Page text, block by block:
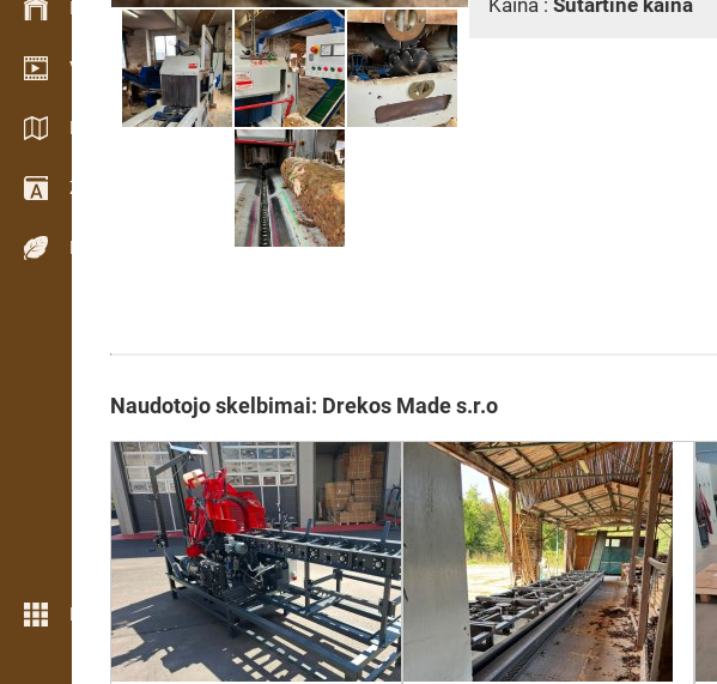
Inventoriaus valdymas
Vaizdo įrašų salė
Katalogai / Brošiūros
Žodynas
Medienos rūšys
Daugiau funkcijų
Kaina : Sutartinė kaina
Naudotojo skelbimai: Drekos Made s.r.o